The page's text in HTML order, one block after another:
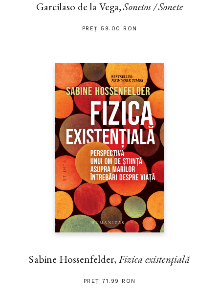
Garcilaso de la Vega,Sonetos / Sonete
PREȚ 59.00 RON
Sabine Hossenfelder, Fizica existenţială
PREȚ 71.99 RON